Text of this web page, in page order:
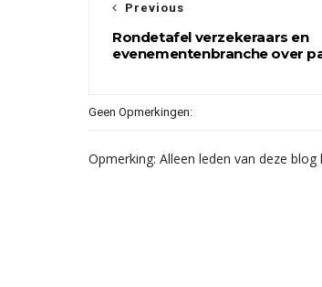
Previous
Rondetafel verzekeraars en
evenementenbranche over
Geen Opmerkingen:
Opmerking: Alleen leden van deze